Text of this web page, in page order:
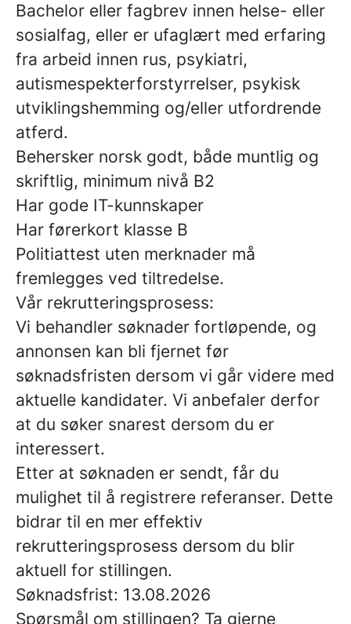
Bachelor eller fagbrev innen helse- eller
sosialfag, eller er ufaglært med erfaring
fra arbeid innen rus, psykiatri,
autismespekterforstyrrelser, psykisk
utviklingshemming og/eller utfordrende
atferd.
Behersker norsk godt, både muntlig og
skriftlig, minimum nivå B2
Har gode IT-kunnskaper
Har førerkort klasse B
Politiattest uten merknader må
fremlegges ved tiltredelse.
Vår rekrutteringsprosess:
Vi behandler søknader fortløpende, og
annonsen kan bli fjernet før
søknadsfristen dersom vi går videre med
aktuelle kandidater. Vi anbefaler derfor
at du søker snarest dersom du er
interessert.
Etter at søknaden er sendt, får du
mulighet til å registrere referanser. Dette
bidrar til en mer effektiv
rekrutteringsprosess dersom du blir
aktuell for stillingen.
Søknadsfrist: 13.08.2026
Spørsmål om stillingen? Ta gjerne